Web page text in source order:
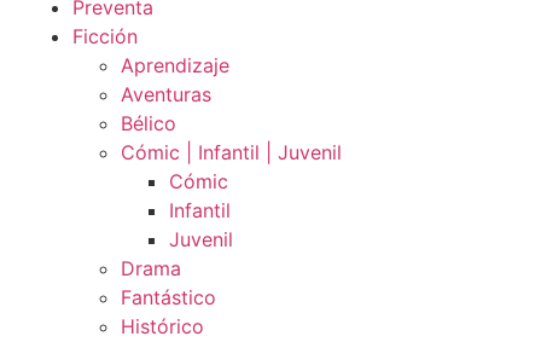
Preventa
Ficción
Aprendizaje
Aventuras
Bélico
Cómic | Infantil | Juvenil
Cómic
Infantil
Juvenil
Drama
Fantástico
Histórico